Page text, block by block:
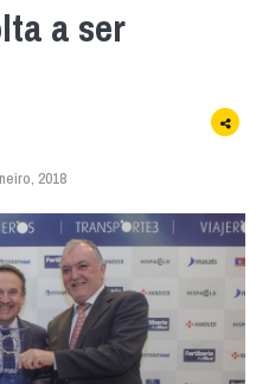
a ser
2018